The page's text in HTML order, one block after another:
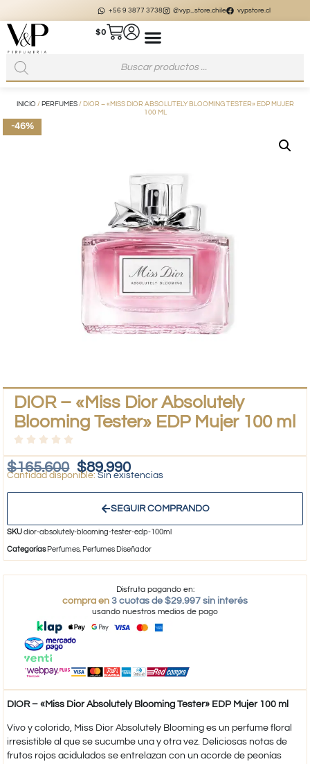
+56 9 3877 3738 @vyp_store.chile vypstore.cl
$0
INICIO / PERFUMES/ DIOR – «MISS DIOR ABSOLUTELY BLOOMING TESTER» EDP MUJER
100 ML
-46%
DIOR – «Miss Dior Absolutely
Blooming Tester» EDP Mujer 100 ml
$165.600 $89.990
Sin existencias
SEGUIR COMPRANDO
SKUdior-absolutely-blooming-tester-edp-100ml
Categorías Perfumes, Perfumes Diseñador
Disfruta pagando en:
compra en 3 cuotas de $29.997 sin interés
usando nuestros medios de pago
DIOR – «Miss Dior Absolutely Blooming Tester» EDP Mujer 100 ml
Vivo y colorido, Miss Dior Absolutely Blooming es un perfume floral
irresistible al que se sucumbe una y otra vez. Deliciosas notas de
frutos rojos acidulados se entrelazan con un acorde de peonías